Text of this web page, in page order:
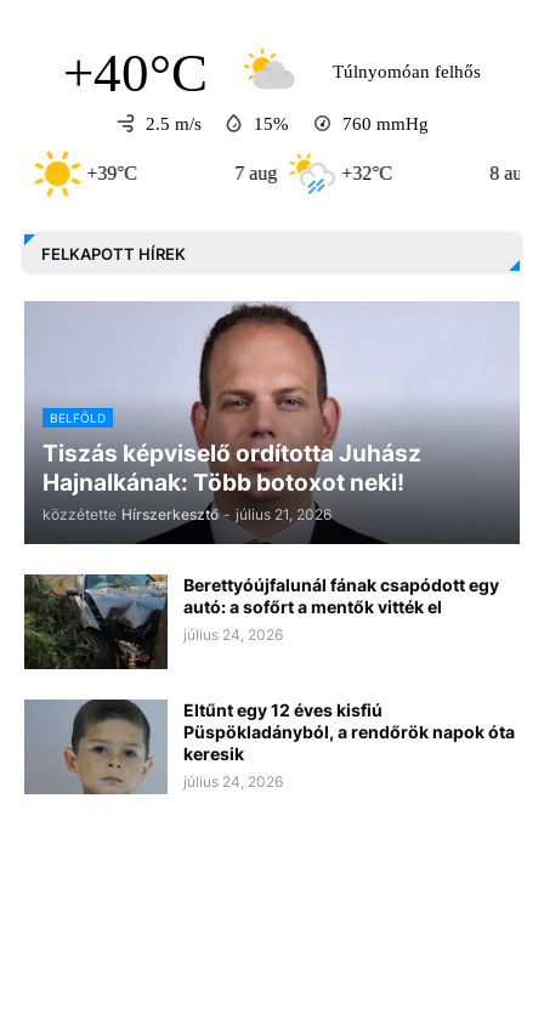
+40°C Túlnyomóan felhős
2.5 m/s 15% 760 mmHg
7 aug +32°C 8 aug +31°C
FELKAPOTT HÍREK
BELFÖLD
Tiszás képviselő ordította Juhász
Hajnalkának: Több botoxot neki!
közzétette Hírszerkesztő - július 21, 2026
Berettyóújfalunál fának csapódott egy
autó: a sofőrt a mentők vitték el
július 24, 2026
Eltűnt egy 12 éves kisfiú
Püspökladányból, a rendőrök napok óta
keresik
július 24, 2026